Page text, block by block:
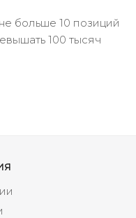
больше 10 позиций
100 тысяч